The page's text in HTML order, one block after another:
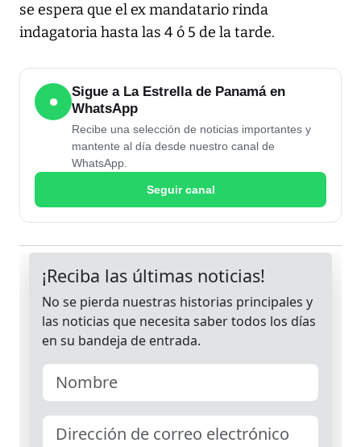
se espera que el ex mandatario rinda
indagatoria hasta las 4 ó 5 de la tarde.
●
Sigue a La Estrella de Panamá en
WhatsApp
Recibe una selección de noticias importantes y
mantente al día desde nuestro canal de
WhatsApp.
Seguir canal